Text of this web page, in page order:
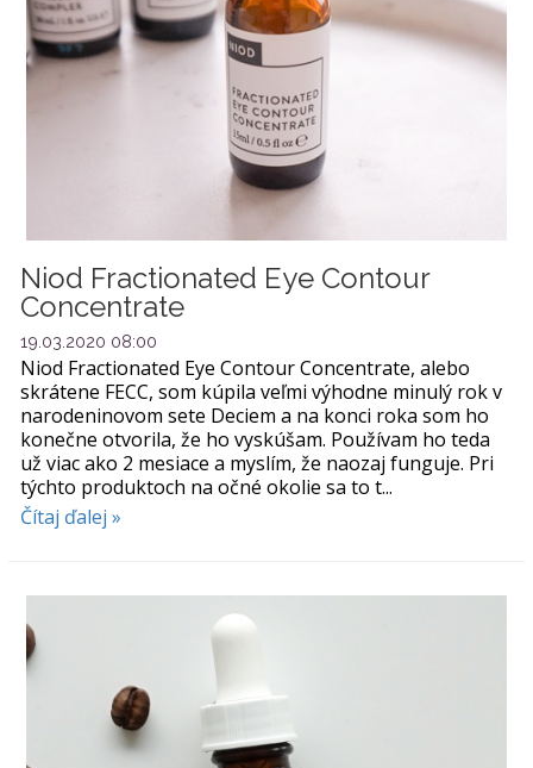
Niod Fractionated Eye Contour
Concentrate
19.03.2020 08:00
Niod Fractionated Eye Contour Concentrate, alebo
skrátene FECC, som kúpila veľmi výhodne minulý rok v
narodeninovom sete Deciem a na konci roka som ho
konečne otvorila, že ho vyskúšam. Používam ho teda
už viac ako 2 mesiace a myslím, že naozaj funguje. Pri
týchto produktoch na očné okolie sa to t...
Čítaj ďalej »